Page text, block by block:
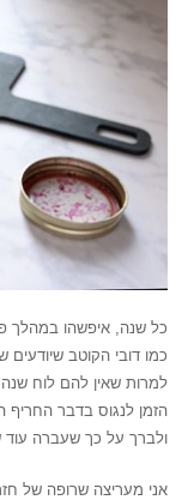
כל שנה, איפשהו במהלך
כמו דובי הקוטב
למרות שאין להם לוח שנה
הזמן לנגוס בדבר החריף
ולברך על כך שעברה עוד
אני מעריצה שרופה של